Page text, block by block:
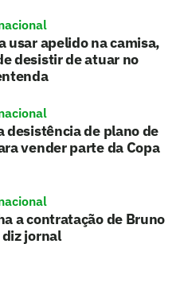
usar apelido na camisa,
desistir de atuar no
desistência de plano de
vender parte da Copa
a contratação de Bruno
jornal